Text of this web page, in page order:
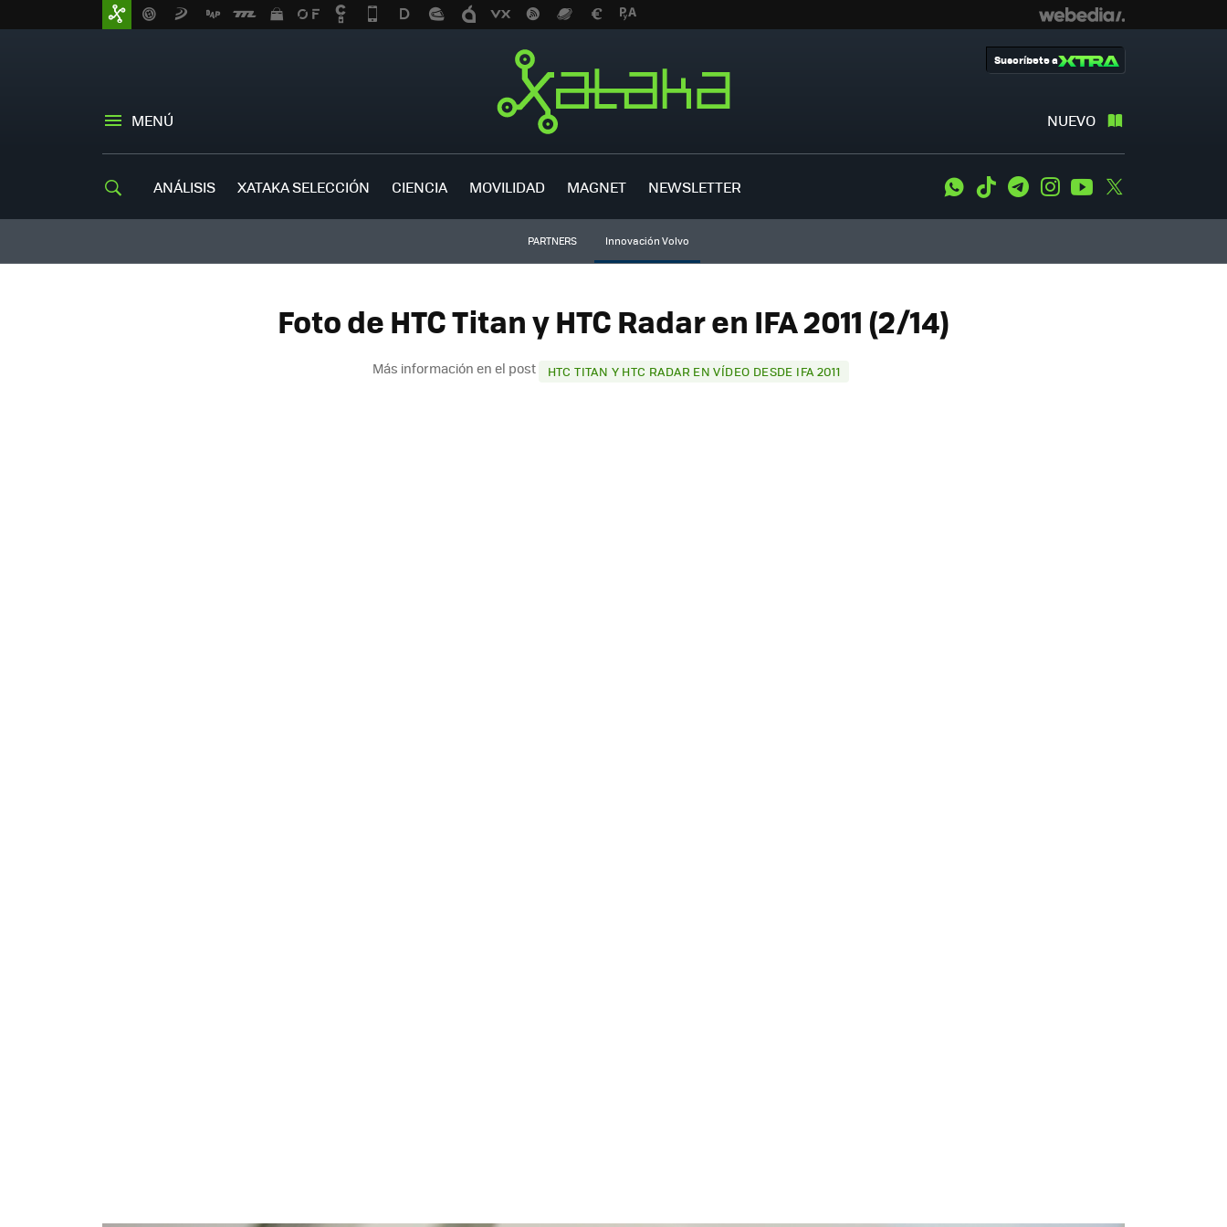
MENÚ NUEVO
Suscríbete a
ANÁLISIS XATAKA SELECCIÓN CIENCIA MOVILIDAD MAGNET NEWSLETTER WhatsApp
Tiktok TelegramInstagramYoutube
PARTNERS Innovación Volvo
Foto de HTC Titan y HTC Radar en IFA 2011 (2/14)
Más información en el post HTC TITAN Y HTC RADAR EN VÍDEO DESDE IFA 2011